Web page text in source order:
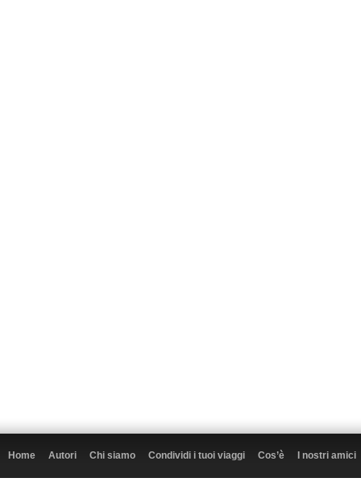
Home Autori Chi siamo Condividi i tuoi viaggi Cos’è I nostri amici